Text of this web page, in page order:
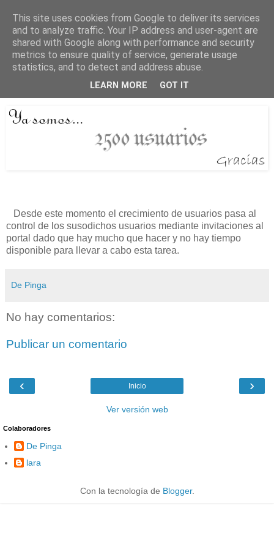
Está de pinga
17/3/23
Objetivo cumplido
Desde este momento el crecimiento de usuarios pasa al
control de los susodichos usuarios mediante invitaciones al
portal dado que hay mucho que hacer y no hay tiempo
disponible para llevar a cabo esta tarea.
De Pinga
No hay comentarios:
Publicar un comentario
‹ ›
Inicio
Ver versión web
Colaboradores
De Pinga
lara
Con la tecnología de Blogger.
This site uses cookies from Google to deliver its services
and to analyze traffic. Your IP address and user-agent are
shared with Google along with performance and security
metrics to ensure quality of service, generate usage
statistics, and to detect and address abuse.
LEARN MORE GOT IT